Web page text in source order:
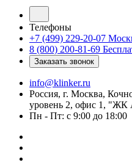
Телефоны
+7 (499) 229-20-07
8 (800) 200-81-69
Заказать звонок
info@klinker.ru
Россия, г. Москва,
уровень 2, офис 1,
Пн - Пт: с 9:00 до 18:00